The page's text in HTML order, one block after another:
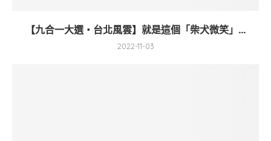
【九合一大選・台北風雲】就是這個「柴犬微笑」...
2022-11-03